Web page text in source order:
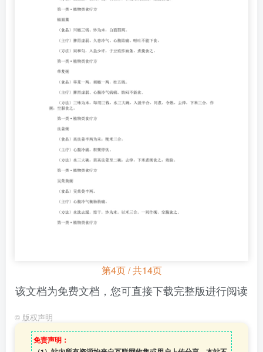
第4页 / 共14页
该文档为免费文档，您可直接下载完整版进行阅读
© 版权声明
免责声明：